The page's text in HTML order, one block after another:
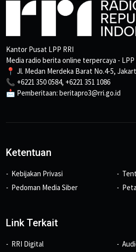
Kantor Pusat LPP RRI
Media radio berita online terpercaya - LPP
📍 Jl. Medan Merdeka Barat No.4-5,
📞 +6221 350 0584, +6221 351 1086
📩 Pemberitaan: beritapro3@rri.go.id
Ketentuan
Kebijakan Privasi
Pedoman Media Siber
Link Terkait
RRI Digital